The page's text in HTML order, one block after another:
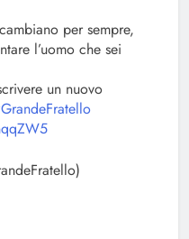
per sempre,
l’uomo che sei
un nuovo